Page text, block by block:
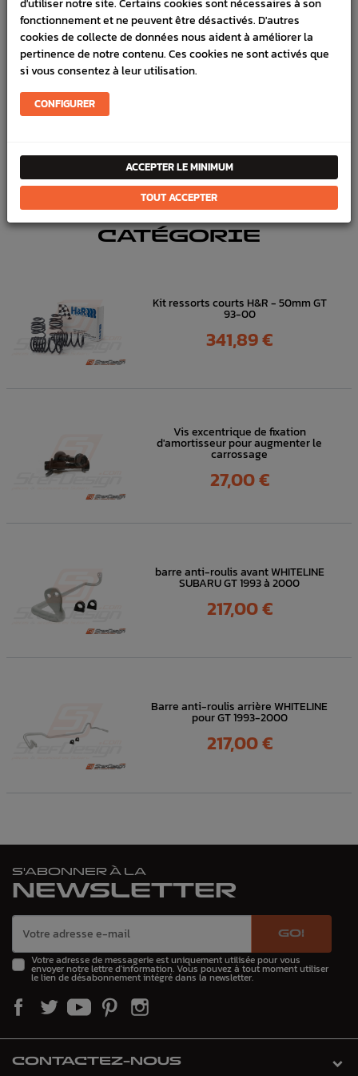
SCHÉMA CONSTRUCTEUR
Marque :SUBARU
Référence :3109
FICHE TECHNIQUE
DANSLA MÊME
CATÉGORIE
Kit ressorts courts H&R - 50mm GT
93-00
Prix
341,89 €
Vis excentrique de fixation
d'amortisseur pour augmenter le
carrossage
Prix
27,00 €
barre anti-roulis avant WHITELINE
SUBARU GT 1993 à 2000
Prix
217,00 €
Barre anti-roulis arrière WHITELINE
pour GT 1993-2000
Prix
217,00 €
S'ABONNER À LA
NEWSLETTER
GO!
Votre adresse de messagerie est uniquement utilisée pour vous
envoyer notre lettre d'information. Vous pouvez à tout moment utiliser
le lien de désabonnement intégré dans la newsletter.
CONTACTEZ-NOUS
fonctionnement et ne peuvent être désactivés. D'autres
cookies de collecte de données nous aident à améliorer la
pertinence de notre contenu. Ces cookies ne sont activés que
si vous consentez à leur utilisation.
CONFIGURER
ACCEPTER LE MINIMUM
TOUT ACCEPTER